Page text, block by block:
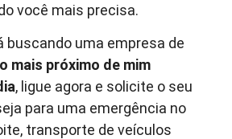
você mais precisa.
buscando uma empresa de
mais próximo de mim
, ligue agora e solicite o seu
para uma emergência no
transporte de veículos